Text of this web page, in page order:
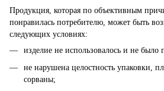
Продукция, которая по объективным
понравилась потребителю, может быть
следующих условиях:
изделие не использовалось и не было
не нарушена целостность упаковки,
сорваны;